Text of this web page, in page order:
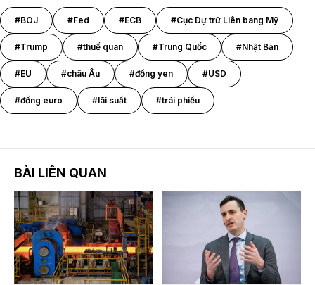
#BOJ #Fed #ECB #Cục Dự trữ Liên bang Mỹ
#Trump #thuế quan #Trung Quốc #Nhật Bản
#EU #châu Âu #đồng yen #USD
#đồng euro #lãi suất #trái phiếu
BÀI LIÊN QUAN